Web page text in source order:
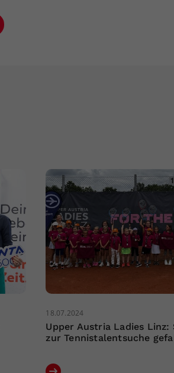
18.07.2024
Upper Austria Ladies Linz:
zur Tennistalentsuche